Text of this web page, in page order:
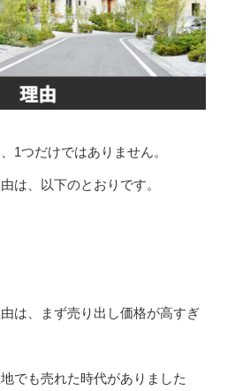
1つだけではありません。
は、以下のとおりです。
は、まず売り出し価格が高すぎ
でも売れた時代がありました